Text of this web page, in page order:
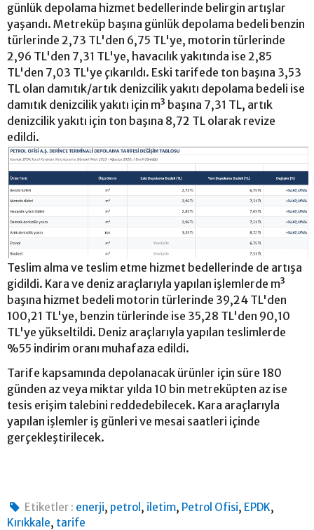
günlük depolama hizmet bedellerinde belirgin artışlar
yaşandı. Metreküp başına günlük depolama bedeli benzin
türlerinde 2,73 TL'den 6,75 TL'ye, motorin türlerinde
2,96 TL'den 7,31 TL'ye, havacılık yakıtında ise 2,85
TL'den 7,03 TL'ye çıkarıldı. Eski tarifede ton başına 3,53
TL olan damıtık/artık denizcilik yakıtı depolama bedeli ise
damıtık denizcilik yakıtı için m³ başına 7,31 TL, artık
denizcilik yakıtı için ton başına 8,72 TL olarak revize
edildi.
Teslim alma ve teslim etme hizmet bedellerinde de artışa
gidildi. Kara ve deniz araçlarıyla yapılan işlemlerde m³
başına hizmet bedeli motorin türlerinde 39,24 TL'den
100,21 TL'ye, benzin türlerinde ise 35,28 TL'den 90,10
TL'ye yükseltildi. Deniz araçlarıyla yapılan teslimlerde
%55 indirim oranı muhafaza edildi.
Tarife kapsamında depolanacak ürünler için süre 180
günden az veya miktar yılda 10 bin metreküpten az ise
tesis erişim talebini reddedebilecek. Kara araçlarıyla
yapılan işlemler iş günleri ve mesai saatleri içinde
gerçekleştirilecek.
Etiketler : enerji, petrol , iletim, Petrol Ofisi, EPDK,
Kırıkkale, tarife